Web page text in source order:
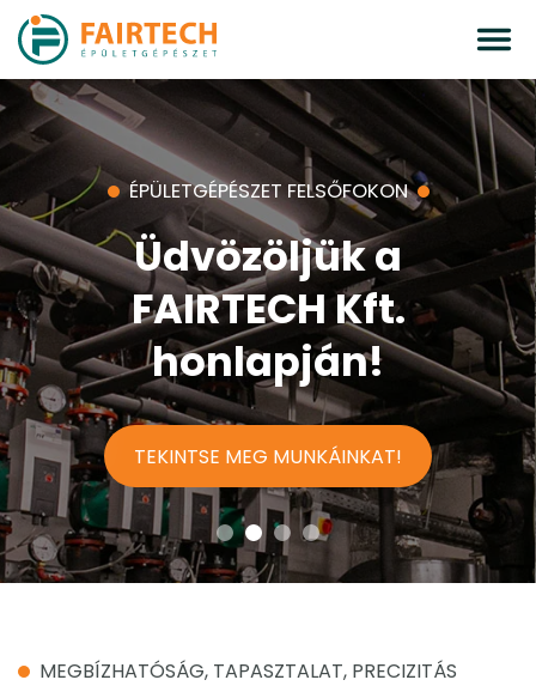
ÉPÜLETGÉPÉSZET FELSŐFOKON
Üdvözöljük a
FAIRTECH Kft.
honlapján!
TEKINTSE MEG MUNKÁINKAT!
MEGBÍZHATÓSÁG, TAPASZTALAT, PRECIZITÁS